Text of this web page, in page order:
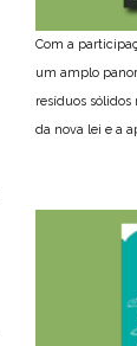
Com a
um amplo
resíduos
da nova lei e a